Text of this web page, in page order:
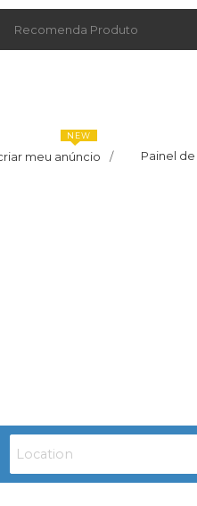
Recomenda Produto
meu anúncio /
NEW
Painel